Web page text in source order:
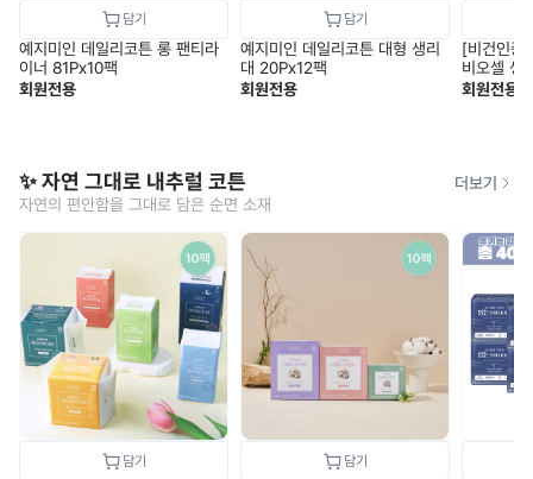
예지미인 데일리코튼 롱 팬티라
이너 81Px10팩
회원전용
예지미인 데일리코튼 대형 생리
대 20Px12팩
회원전용
[비건인증
비오셀 생
회원전용
✨ 자연 그대로 내추럴 코튼
자연의 편안함을 그대로 담은 순면 소재
더보기